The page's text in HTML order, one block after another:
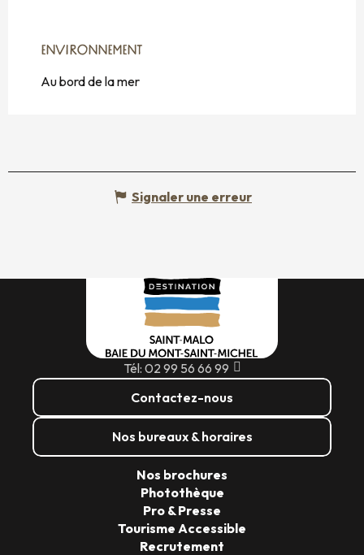
ENVIRONNEMENT
ENVIRONNEMENT
Au bord de la mer
Signaler une erreur
Tél: 02 99 56 66 99
Contactez-nous
Nos bureaux & horaires
Nos brochures
Photothèque
Pro & Presse
Tourisme Accessible
Recrutement